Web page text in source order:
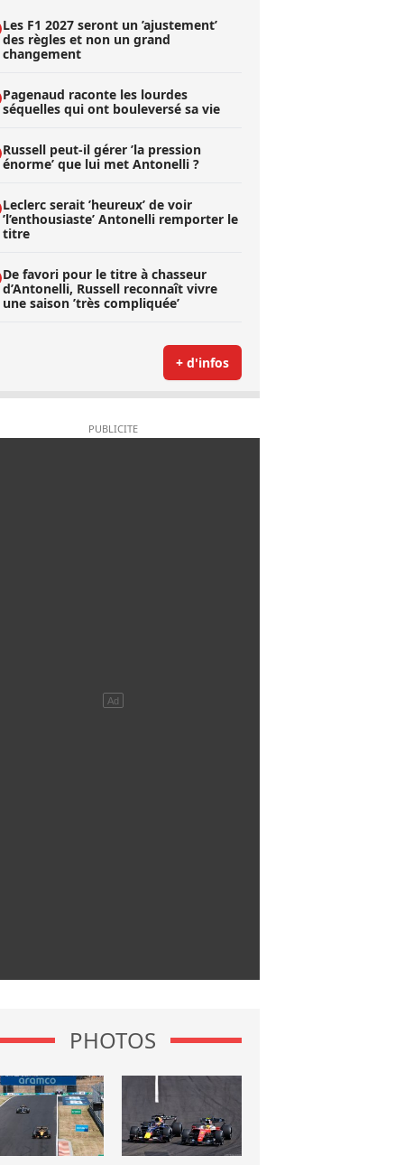
Les F1 2027 seront un ’ajustement’
des règles et non un grand
changement
Pagenaud raconte les lourdes
séquelles qui ont bouleversé sa vie
Russell peut-il gérer ’la pression
énorme’ que lui met Antonelli ?
Leclerc serait ’heureux’ de voir
’l’enthousiaste’ Antonelli remporter le
titre
De favori pour le titre à chasseur
d’Antonelli, Russell reconnaît vivre
une saison ’très compliquée’
+ d'infos
PHOTOS